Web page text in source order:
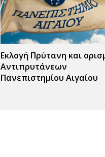
Εκλογή Πρύτανη και
Αντιπρυτάνεων
Πανεπιστημίου Αιγαίου